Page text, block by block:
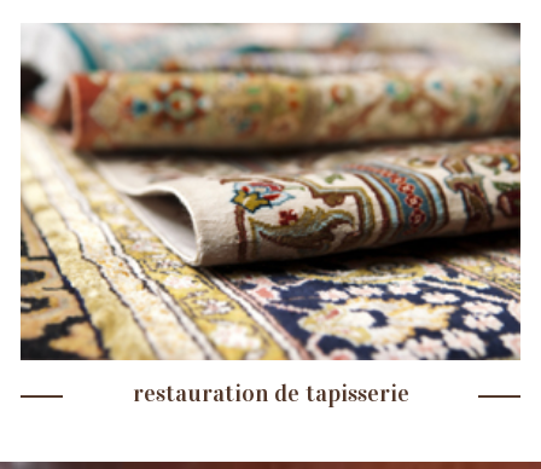
restauration de tapisserie